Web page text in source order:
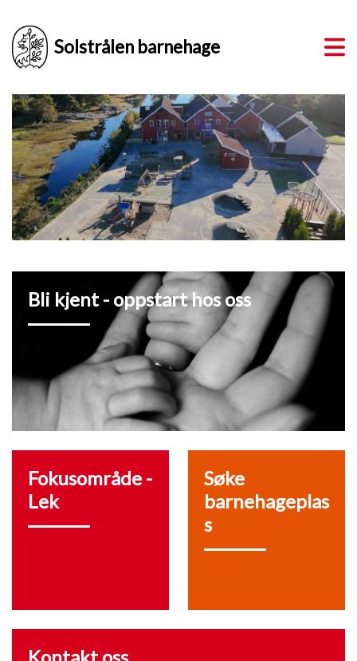
Solstrålen barnehage
Bli kjent - oppstart hos oss
Fokusområde -
Lek
Søke
barnehageplas
s